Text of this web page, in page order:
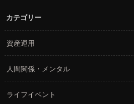
カテゴリー
資産運用
人間関係・メンタル
ライフイベント